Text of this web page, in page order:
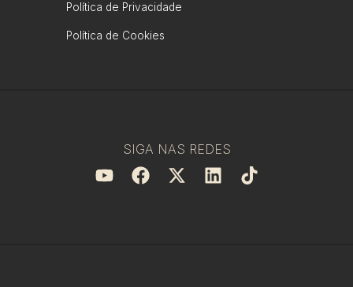
Política de Privacidade
Política de Cookies
SIGA NAS REDES